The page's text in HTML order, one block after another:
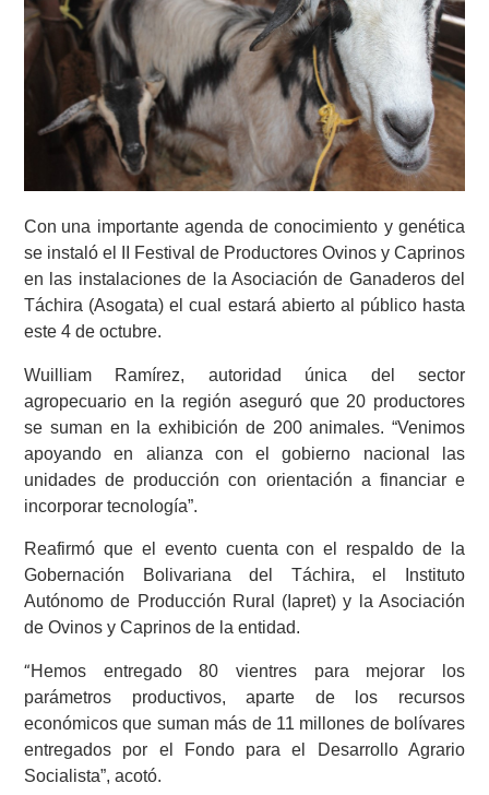
Con una importante agenda de conocimiento y genética
se instaló el II Festival de Productores Ovinos y Caprinos
en las instalaciones de la Asociación de Ganaderos del
Táchira (Asogata) el cual estará abierto al público hasta
este 4 de octubre.
Wuilliam Ramírez, autoridad única del sector
agropecuario en la región aseguró que 20 productores
se suman en la exhibición de 200 animales. “Venimos
apoyando en alianza con el gobierno nacional las
unidades de producción con orientación a financiar e
incorporar tecnología”.
Reafirmó que el evento cuenta con el respaldo de la
Gobernación Bolivariana del Táchira, el Instituto
Autónomo de Producción Rural (Iapret) y la Asociación
de Ovinos y Caprinos de la entidad.
“Hemos entregado 80 vientres para mejorar los
parámetros productivos, aparte de los recursos
económicos que suman más de 11 millones de bolívares
entregados por el Fondo para el Desarrollo Agrario
Socialista”, acotó.